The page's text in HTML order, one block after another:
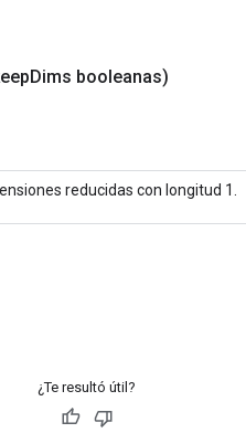
Dims booleanas)
reducidas con longitud 1.
¿Te resultó útil?